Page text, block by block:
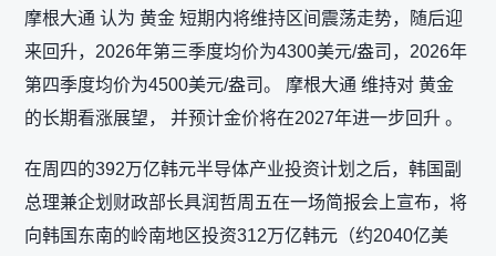
摩根大通 认为 黄金 短期内将维持区间震荡走势，随后迎
来回升，2026年第三季度均价为4300美元/盎司，2026年
第四季度均价为4500美元/盎司。 摩根大通 维持对 黄金
的长期看涨展望， 并预计金价将在2027年进一步回升 。
在周四的392万亿韩元半导体产业投资计划之后，韩国副
总理兼企划财政部长具润哲周五在一场简报会上宣布，将
向韩国东南的岭南地区投资312万亿韩元（约2040亿美